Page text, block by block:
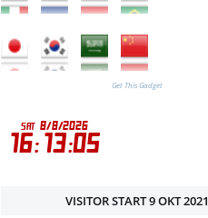
Get This Gadget
VISITOR START 9 OKT 2021